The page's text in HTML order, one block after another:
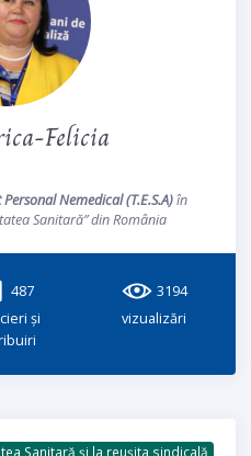
Felicia
Nemedical (T.E.S.A)în
Sanitară” din România
487
și
3194
vizualizări
Sanitară și la reușita sindicală